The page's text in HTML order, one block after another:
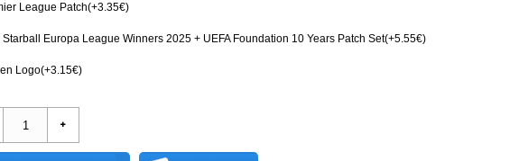
League Patch(+3.35€)
Starball Europa League Winners 2025 + UEFA Foundation 10 Years Patch Set(+5.55€)
Logo(+3.15€)